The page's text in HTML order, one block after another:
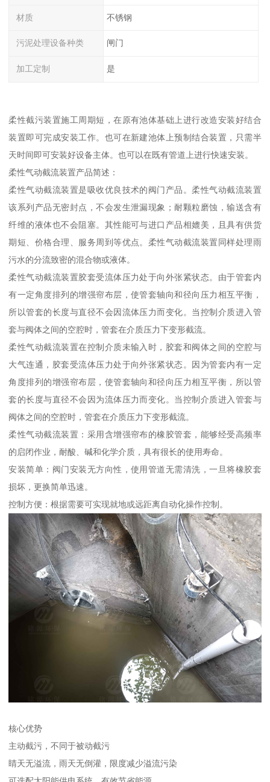
材质 不锈钢
污泥处理设备种类 闸门
加工定制 是
柔性截污装置施工周期短，在原有池体基础上进行改造安装好结合
装置即可完成安装工作。也可在新建池体上预制结合装置，只需半
天时间即可安装好设备主体。也可以在既有管道上进行快速安装。
柔性气动截流装置产品简述：
柔性气动截流装置是吸收优良技术的阀门产品。柔性气动截流装置
该系列产品无密封点，不会发生泄漏现象；耐颗粒磨蚀，输送含有
纤维的液体也不会阻塞。其性能可与进口产品相媲美，且具有供货
期短、价格合理、服务周到等优点。柔性气动截流装置同样处理雨
污水的分流致密的混合物或液体。
柔性气动截流装置胶套受流体压力处于向外张紧状态。由于管套内
有一定角度排列的增强帘布层，使管套轴向和径向压力相互平衡，
所以管套的长度与直径不会因流体压力而变化。当控制介质进入管
套与阀体之间的空腔时，管套在介质压力下变形截流。
柔性气动截流装置在控制介质未输入时，胶套和阀体之间的空腔与
大气连通，胶套受流体压力处于向外张紧状态。因为管套内有一定
角度排列的增强帘布层，使管套轴向和径向压力相互平衡，所以管
套的长度与直径不会因为流体压力而变化。当控制介质进入管套与
阀体之间的空腔时，管套在介质压力下变形截流。
柔性气动截流装置：采用含增强帘布的橡胶管套，能够经受高频率
的启闭作业，耐酸、碱和化学介质，具有很长的使用寿命。
安装简单：阀门安装无方向性，使用管道无需清洗，一旦将橡胶套
损坏，更换简单迅速。
控制方便：根据需要可实现就地或远距离自动化操作控制。
核心优势
主动截污，不同于被动截污
睛天无溢流，雨天无倒灌，限度减少溢流污染